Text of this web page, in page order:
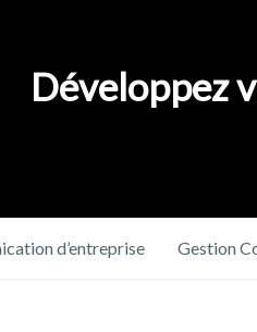
Développez
d’entreprise Gestion